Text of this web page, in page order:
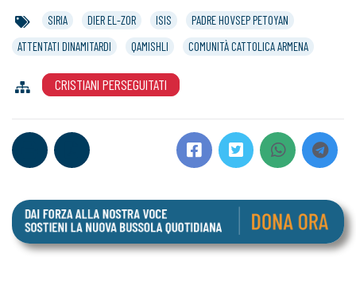
SIRIA DIER EL-ZOR ISIS
PADRE HOVSEP PETOYAN
ATTENTATI DINAMITARDI
QAMISHLI COMUNITÀ CATTOLICA ARMENA
CRISTIANI PERSEGUITATI